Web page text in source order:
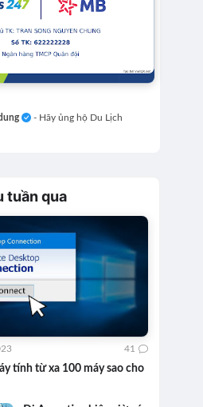
- Hãy ủng hộ Du Lịch
tuần qua
tính từ xa 100 máy sao cho
41